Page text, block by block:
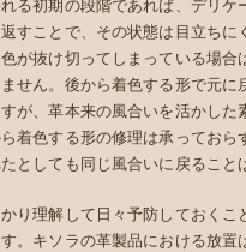
る初期の段階であれば、デリケ
すことで、その状態は目立ちに
が抜け切ってしまっている場合
せん。後から着色する形で元に
が、革本来の風合いを活かした
着色する形の修理は承っておら
としても同じ風合いに戻ること
り理解して日々予防しておくこ
。キソラの革製品における放置